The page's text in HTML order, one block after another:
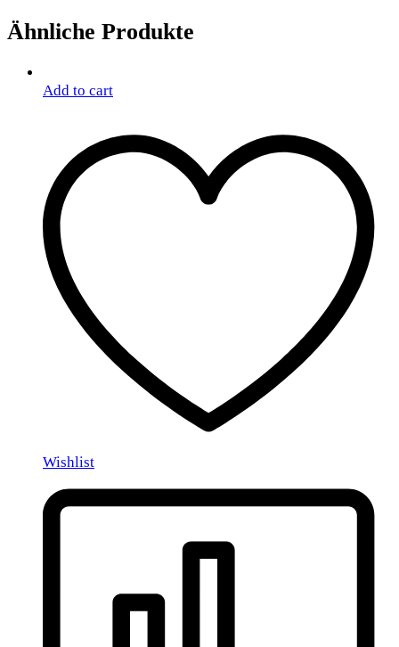
Ähnliche Produkte
Add to cart
Wishlist